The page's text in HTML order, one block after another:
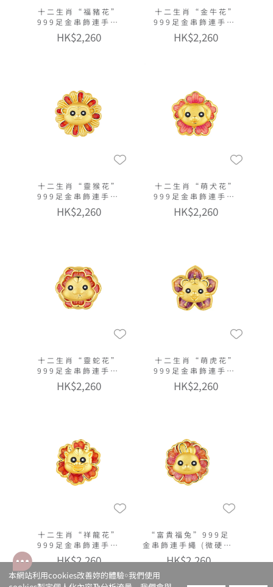
十二生肖“福豬花”
999足金串飾連手繩
(微硬金工藝)
HK$2,260
十二生肖“金牛花”
999足金串飾連手繩
(微硬金工藝)
HK$2,260
十二生肖“靈猴花”
999足金串飾連手繩
(微硬金工藝)
HK$2,260
十二生肖“萌犬花”
999足金串飾連手繩
(微硬金工藝)
HK$2,260
十二生肖“靈蛇花”
999足金串飾連手繩
(微硬金工藝)
HK$2,260
十二生肖“萌虎花”
999足金串飾連手繩
(微硬金工藝)
HK$2,260
十二生肖“祥龍花”
999足金串飾連手繩
(微硬金工藝)
HK$2,260
“富貴福兔”999足
金串飾連手繩 (微硬金
工藝)
HK$2,260
本網站利用cookies改善妳的體驗￮我們使用